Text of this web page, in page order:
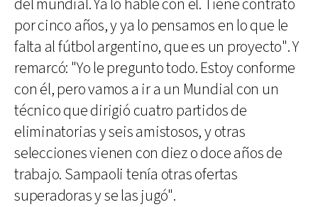
del mundial. Ya lo hablé con él. Tiene contrato
por cinco años, y ya lo pensamos en lo que le
falta al fútbol argentino, que es un proyecto". Y
remarcó: "Yo le pregunto todo. Estoy conforme
con él, pero vamos a ir a un Mundial con un
técnico que dirigió cuatro partidos de
eliminatorias y seis amistosos, y otras
selecciones vienen con diez o doce años de
trabajo. Sampaoli tenía otras ofertas
superadoras y se las jugó".